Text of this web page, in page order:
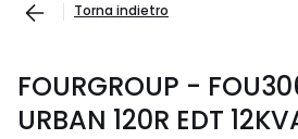
Torna indietro
FOURGROUP -
URBAN 120R EDT